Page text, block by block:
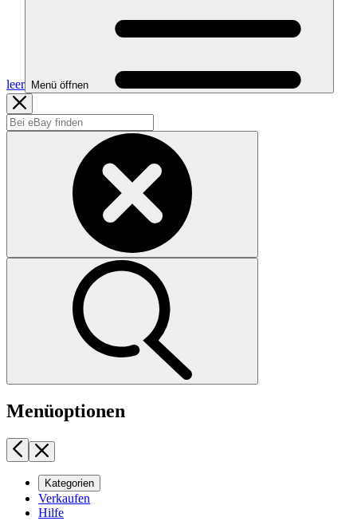
leer Menü öffnen
Menüoptionen
Kategorien
Verkaufen
Hilfe